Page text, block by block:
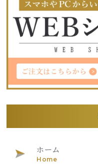
ホーム
Home